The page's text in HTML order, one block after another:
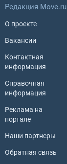
Редакция Move.ru
О проекте
Вакансии
Контактная
информация
Справочная
информация
Реклама на
портале
Наши партнеры
Обратная связь